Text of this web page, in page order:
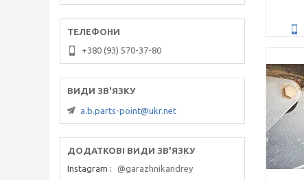
+380 (93) 570-37-80
a.b.parts-point@ukr.net
Instagram @garazhnikandrey